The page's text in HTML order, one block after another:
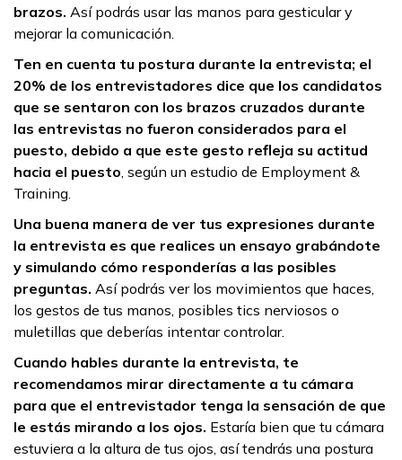
brazos. Así podrás usar las manos para gesticular y
mejorar la comunicación.
Ten en cuenta tu postura durante la entrevista; el
20% de los entrevistadores dice que los candidatos
que se sentaron con los brazos cruzados durante
las entrevistas no fueron considerados para el
puesto, debido a que este gesto refleja su actitud
hacia el puesto , según un estudio de Employment &
Training.
Una buena manera de ver tus expresiones durante
la entrevista es que realices un ensayo grabándote
y simulando cómo responderías a las posibles
preguntas. Así podrás ver los movimientos que haces,
los gestos de tus manos, posibles tics nerviosos o
muletillas que deberías intentar controlar.
Cuando hables durante la entrevista, te
recomendamos mirar directamente a tu cámara
para que el entrevistador tenga la sensación de que
le estás mirando a los ojos. Estaría bien que tu cámara
estuviera a la altura de tus ojos, así tendrás una postura